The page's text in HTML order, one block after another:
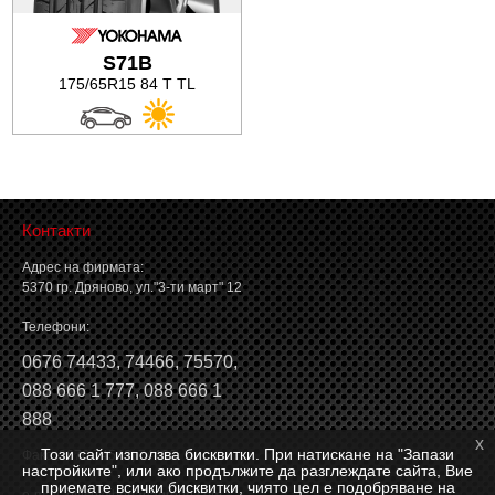
Баланс на автомобилните гуми
S71B
175/65R15 84 T TL
Контакти
Адрес на фирмата:
5370 гр. Дряново, ул."3-ти март" 12
Телефони:
0676 74433,74466,75570,
088 666 1 777,088 666 1
888
Факс: 0676 74546, 74466
Този сайт използва бисквитки. При натискане на "Запази
настройките", или ако продължите да разглеждате сайта, Вие
приемате всички бисквитки, чиято цел е подобряване на
x